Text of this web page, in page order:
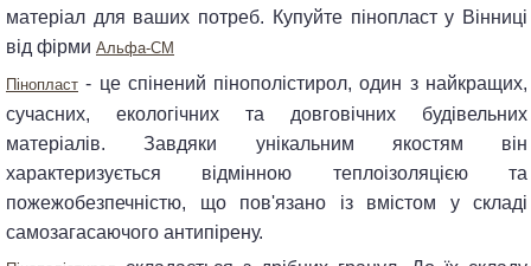
матеріал для ваших потреб. Купуйте пінопласт у Вінниці
від фірми Альфа-СМ
Пінопласт - це спінений пінополістирол, один з найкращих,
сучасних, екологічних та довговічних будівельних
матеріалів. Завдяки унікальним якостям він
характеризується відмінною теплоізоляцією та
пожежобезпечністю, що пов'язано із вмістом у складі
самозагасаючого антипірену.